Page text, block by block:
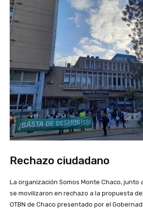
Rechazo ciudadano
La organización Somos Monte Chaco, junto
se movilizaron en rechazo a la propuesta
OTBN de Chaco presentado por el